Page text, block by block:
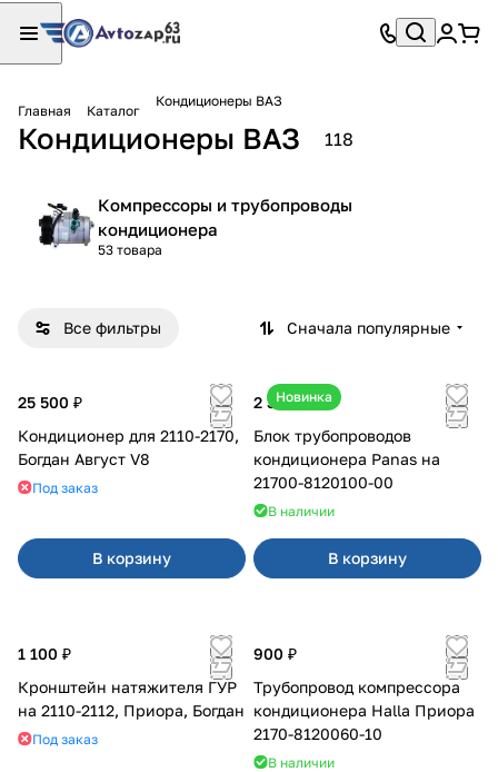
Главная Каталог
Кондиционеры ВАЗ
Кондиционеры ВАЗ 118
Компрессоры и трубопроводы
кондиционера
53 товара
Все фильтры Сначала популярные
25 500 ₽
Кондиционер для 2110-2170,
Богдан Август V8
Под заказ
В корзину
Новинка
2 300 ₽
Блок трубопроводов
кондиционера Panas на
21700-8120100-00
В наличии
В корзину
1 100 ₽
Кронштейн натяжителя ГУР
на 2110-2112, Приора, Богдан
Под заказ
900 ₽
Трубопровод компрессора
кондиционера Halla Приора
2170-8120060-10
В наличии